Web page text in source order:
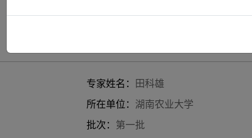
专家姓名：
田科雄
所在单位： 湖南农业大学
批次： 第一批